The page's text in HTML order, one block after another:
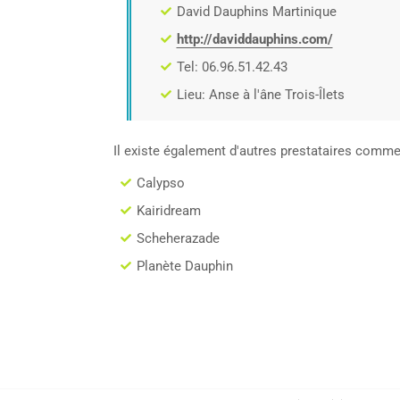
David Dauphins Martinique
http://daviddauphins.com/
Tel: 06.96.51.42.43
Lieu: Anse à l'âne Trois-Îlets
Il existe également d'autres prestataires
Calypso
Kairidream
Scheherazade
Planète Dauphin